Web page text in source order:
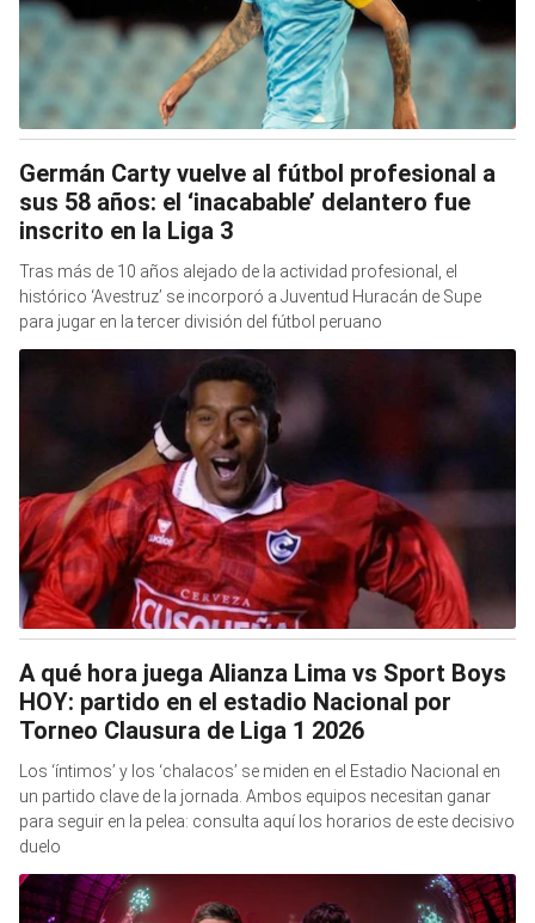
Germán Carty vuelve al fútbol profesional a
sus 58 años: el ‘inacabable’ delantero fue
inscrito en la Liga 3
Tras más de 10 años alejado de la actividad profesional, el
histórico ‘Avestruz’ se incorporó a Juventud Huracán de Supe
para jugar en la tercer división del fútbol peruano
A qué hora juega Alianza Lima vs Sport Boys
HOY: partido en el estadio Nacional por
Torneo Clausura de Liga 1 2026
Los ‘íntimos’ y los ‘chalacos’ se miden en el Estadio Nacional en
un partido clave de la jornada. Ambos equipos necesitan ganar
para seguir en la pelea: consulta aquí los horarios de este decisivo
duelo